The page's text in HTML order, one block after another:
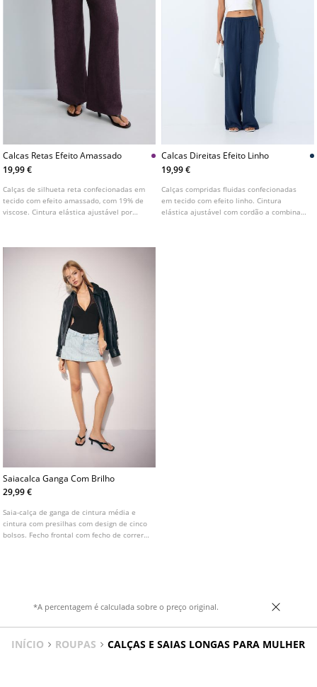
Calcas Retas Efeito Amassado
19,99 €
Calças de silhueta reta confecionadas em
tecido com efeito amassado, com 19% de
viscose. Cintura elástica ajustável por
Calcas Direitas Efeito Linho
19,99 €
Calças compridas fluidas confecionadas
em tecido com efeito linho. Cintura
elástica ajustável com cordão a combinar.
Saiacalca Ganga Com Brilho
29,99 €
Saia-calça de ganga de cintura média e
cintura com presilhas com design de cinco
bolsos. Fecho frontal com fecho de correr
*A percentagem é calculada sobre o preço original.
INÍCIO ROUPAS CALÇAS E SAIAS LONGAS PARA MULHER